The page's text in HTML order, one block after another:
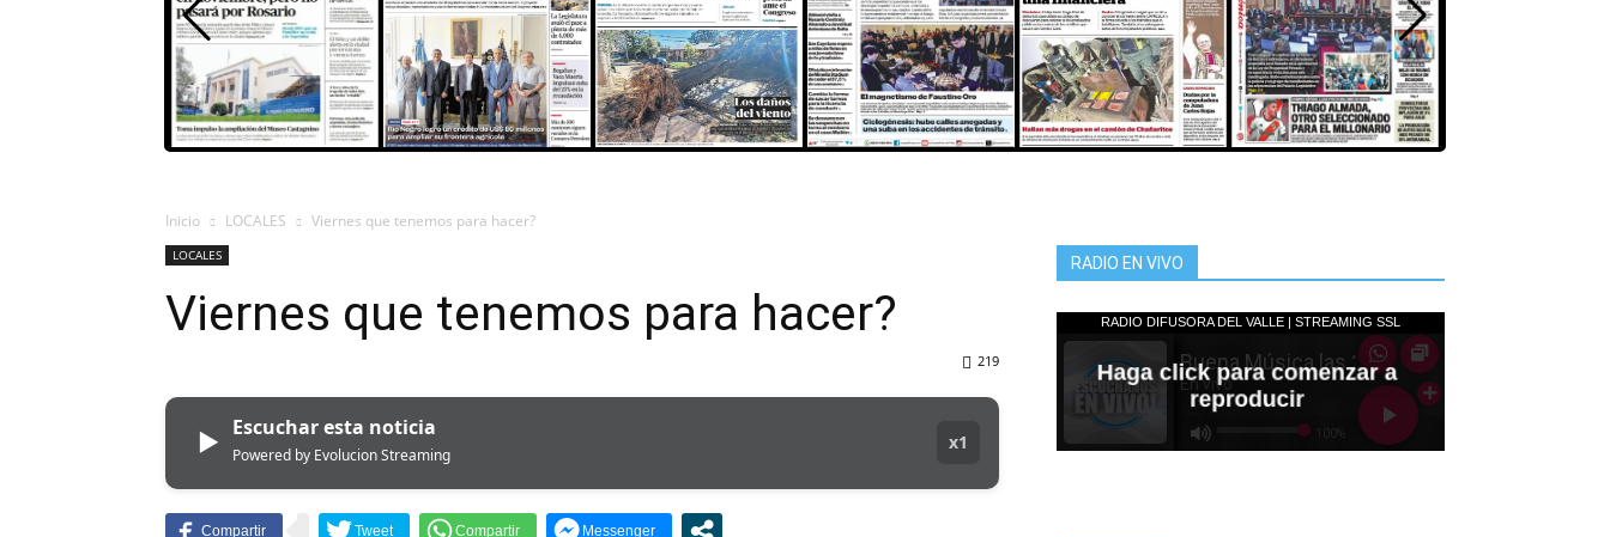
DIFUSORA
VALLE
Inicio LOCALES Viernes que tenemos para hacer?
LOCALES
Viernes que tenemos para hacer?
219
▶ Escuchar esta noticia
Powered by Evolucion Streaming
x1
RADIO EN VIVO